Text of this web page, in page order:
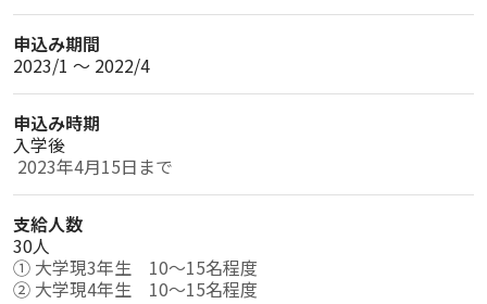
申込み期間
2023/1 〜 2022/4
申込み時期
入学後
2023年4月15日まで
支給人数
30人
① 大学現3年生　10〜15名程度
② 大学現4年生　10〜15名程度